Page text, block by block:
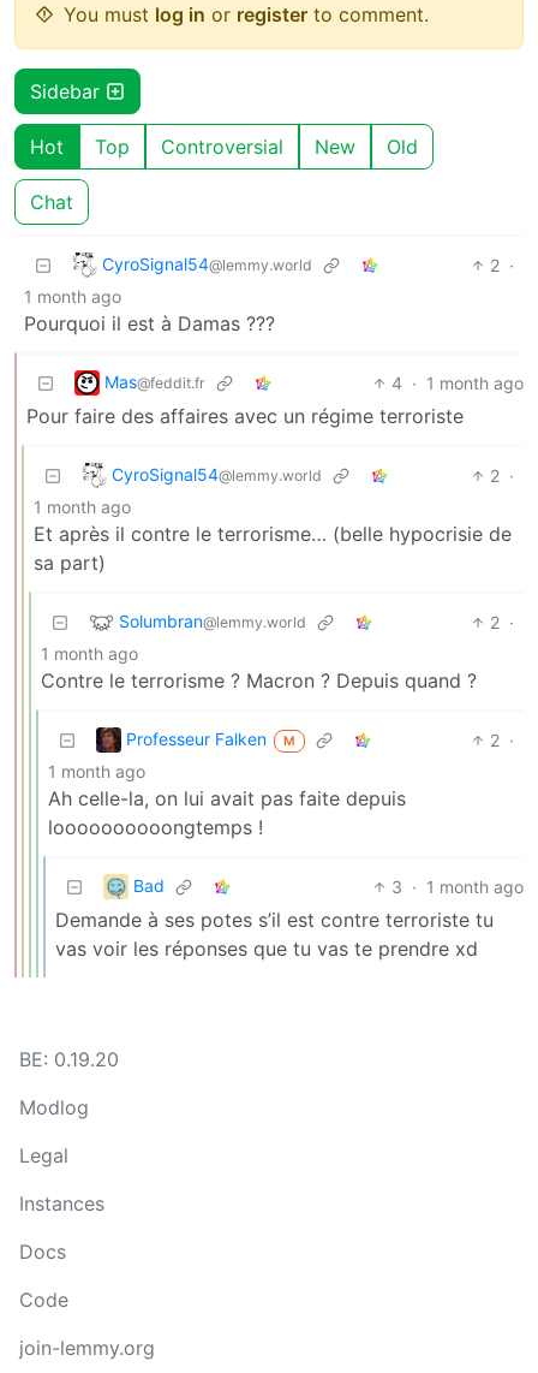
You must log in or register to comment.
Sidebar
Hot Top Controversial New Old
Chat
CyroSignal54@lemmy.world 2 ·
1 month ago
Pourquoi il est à Damas ???
Mas@feddit.fr 4 · 1 month ago
Pour faire des affaires avec un régime terroriste
CyroSignal54@lemmy.world 2 ·
1 month ago
Et après il contre le terrorisme… (belle hypocrisie de
sa part)
Solumbran@lemmy.world 2 ·
1 month ago
Contre le terrorisme ? Macron ? Depuis quand ?
Professeur Falken M 2 ·
1 month ago
Ah celle-la, on lui avait pas faite depuis
loooooooooongtemps !
Bad 3 · 1 month ago
Demande à ses potes s’il est contre terroriste tu
vas voir les réponses que tu vas te prendre xd
BE: 0.19.20
Modlog
Legal
Instances
Docs
Code
join-lemmy.org